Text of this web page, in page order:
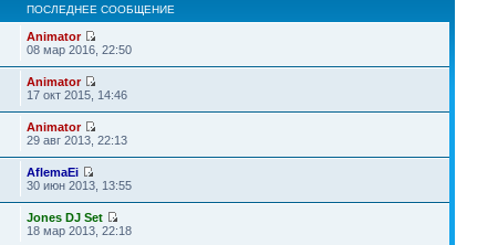
ПОСЛЕДНЕЕ СООБЩЕНИЕ
Animator
08 мар 2016, 22:50
Animator
17 окт 2015, 14:46
Animator
29 авг 2013, 22:13
AflemaEi
30 июн 2013, 13:55
Jones DJ Set
18 мар 2013, 22:18